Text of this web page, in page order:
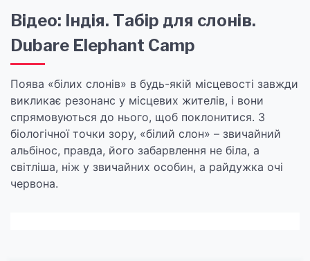
Відео: Індія. Табір для слонів.
Dubare Elephant Camp
Поява «білих слонів» в будь-якій місцевості завжди
викликає резонанс у місцевих жителів, і вони
спрямовуються до нього, щоб поклонитися. З
біологічної точки зору, «білий слон» – звичайний
альбінос, правда, його забарвлення не біла, а
світліша, ніж у звичайних особин, а райдужка очі
червона.